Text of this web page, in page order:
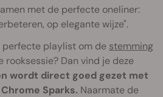
met de perfecte oneliner:
op elegante wijze".
perfecte playlist om de stemming
Dan vind je deze
wordt direct goed gezet met
Sparks. Naarmate de